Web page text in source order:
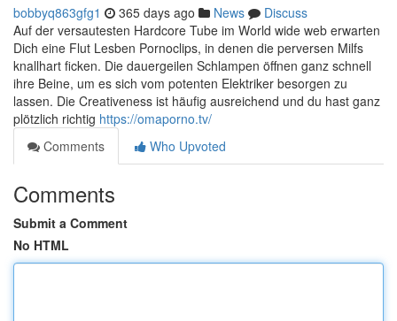
bobbyq863gfg1 365 days ago News
Discuss
Auf der versautesten Hardcore Tube im World wide web erwarten
Dich eine Flut Lesben Pornoclips, in denen die perversen Milfs
knallhart ficken. Die dauergeilen Schlampen öffnen ganz schnell
ihre Beine, um es sich vom potenten Elektriker besorgen zu
lassen. Die Creativeness ist häufig ausreichend und du hast ganz
plötzlich richtig https://omaporno.tv/
Comments
Who Upvoted
Comments
Submit a Comment
No HTML